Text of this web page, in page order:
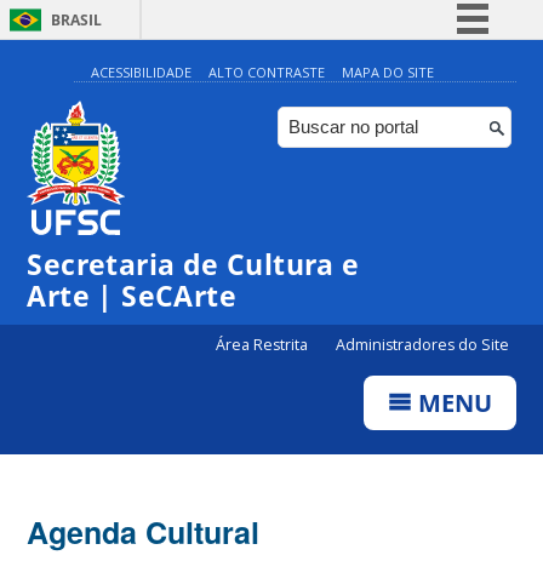
BRASIL
Simplifique!
Comunica BR
Participe
ACESSIBILIDADE ALTO CONTRASTE MAPA DO SITE
Secretaria de Cultura e
Arte | SeCArte
Área Restrita Administradores do Site
MENU
Agenda Cultural
0:00
1:00
5:00